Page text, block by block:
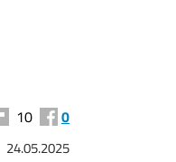
10 0
24.05.2025